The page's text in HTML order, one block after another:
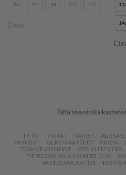
86 92 98 104 110
Clear
Tällä sivustolla
TYTÖT POJAT NAISET
HOUSUT
ULKOVAATTEET PAIDAT
TOIMITUSEHDOT
OTA YHTEYTTÄ
TIETOSUOJALAUSUNTO (EU)
VASTUURAJOITUS
TERMS